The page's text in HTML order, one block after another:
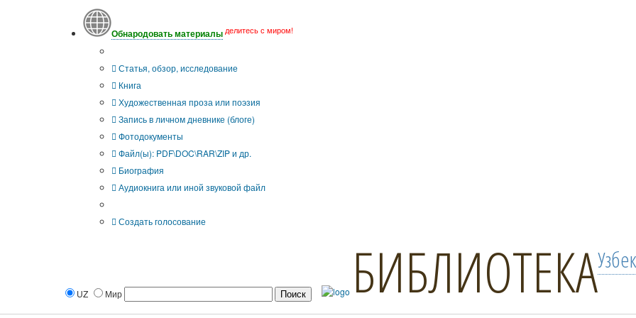
Обнародовать материалы делитесь с миром!
Статья, обзор, исследование
Книга
Художественная проза или поэзия
Запись в личном дневнике (блоге)
Фотодокументы
Файл(ы): PDF\DOC\RAR\ZIP и др.
Биография
Аудиокнига или иной звуковой файл
Создать голосование
UZ Мир БИБЛИОТЕКА